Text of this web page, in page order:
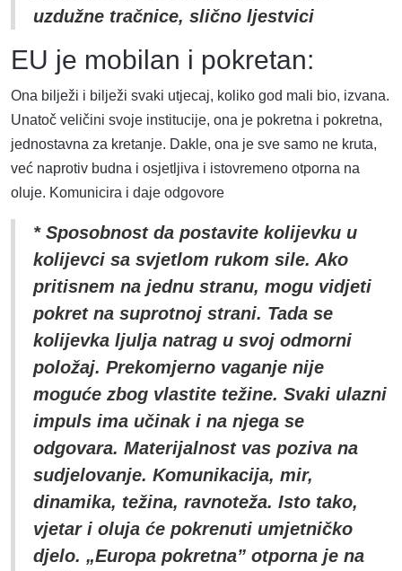
uzdužne tračnice, slično ljestvici
EU je mobilan i pokretan:
Ona bilježi i bilježi svaki utjecaj, koliko god mali bio, izvana.
Unatoč veličini svoje institucije, ona je pokretna i pokretna,
jednostavna za kretanje. Dakle, ona je sve samo ne kruta,
već naprotiv budna i osjetljiva i istovremeno otporna na
oluje. Komunicira i daje odgovore
* Sposobnost da postavite kolijevku u
kolijevci sa svjetlom rukom sile. Ako
pritisnem na jednu stranu, mogu vidjeti
pokret na suprotnoj strani. Tada se
kolijevka ljulja natrag u svoj odmorni
položaj. Prekomjerno vaganje nije
moguće zbog vlastite težine. Svaki ulazni
impuls ima učinak i na njega se
odgovara. Materijalnost vas poziva na
sudjelovanje. Komunikacija, mir,
dinamika, težina, ravnoteža. Isto tako,
vjetar i oluja će pokrenuti umjetničko
djelo. „Europa pokretna” otporna je na